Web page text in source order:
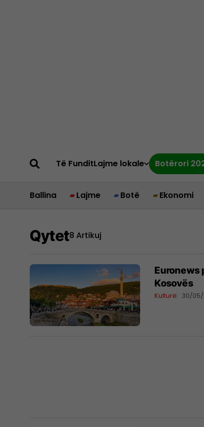
Të FunditLajme lokale Botërori
Ballina Lajme Botë Ekonomi
Qytet8 Artikuj
Euronews
Kosovës
Kulturë 30/